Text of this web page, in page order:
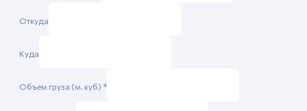
Откуда
Куда
Объем груза (м. куб) *